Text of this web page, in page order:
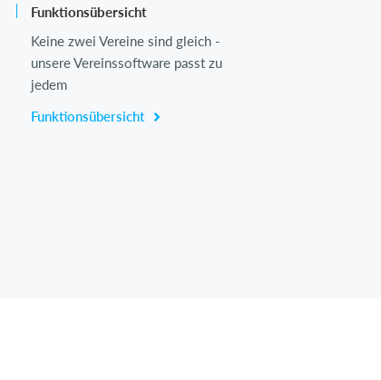
Funktionsübersicht
Keine zwei Vereine sind gleich -
unsere Vereinssoftware passt zu
jedem
Funktionsübersicht